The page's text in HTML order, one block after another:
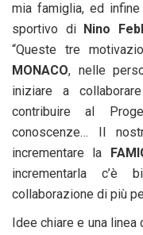
mia famiglia, ed
sportivo di Nino
“Queste tre
MONACO, nelle
iniziare a
contribuire al
conoscenze… Il
incrementare la
incrementarla
collaborazione di più
Idee chiare e una